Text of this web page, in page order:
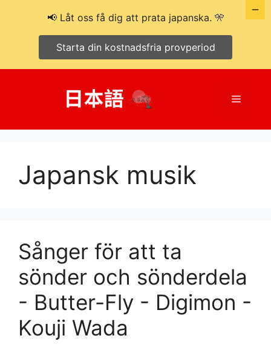
Meny
Japansk musik
Sånger för att ta
sönder och sönderdela
- Butter-Fly - Digimon -
Kouji Wada
📢 Låt oss få dig att prata japanska. 🎌
Starta din kostnadsfria provperiod